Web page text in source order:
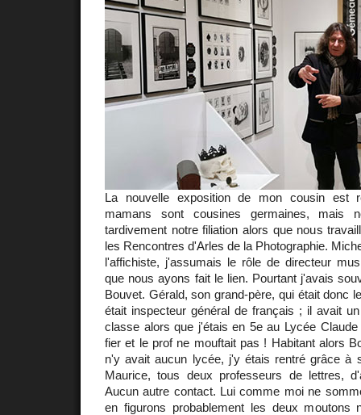
La nouvelle exposition de mon cousin est
mamans sont cousines germaines, mais
tardivement notre filiation alors que nous
les Rencontres d'Arles de la Photographie.
l'affichiste, j'assumais le rôle de directeur
que nous ayons fait le lien. Pourtant j'avais
Bouvet. Gérald, son grand-père, qui était donc
était inspecteur général de français ; il avait
classe alors que j'étais en 5e au Lycée
fier et le prof ne mouftait pas ! Habitant alors
n'y avait aucun lycée, j'y étais rentré grâce à
Maurice, tous deux professeurs de lettres,
Aucun autre contact. Lui comme moi ne
en figurons probablement les deux moutons